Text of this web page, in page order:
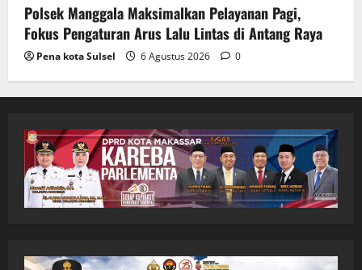
Polsek Manggala Maksimalkan Pelayanan Pagi,
Fokus Pengaturan Arus Lalu Lintas di Antang Raya
Pena kota Sulsel 6 Agustus 2026 0